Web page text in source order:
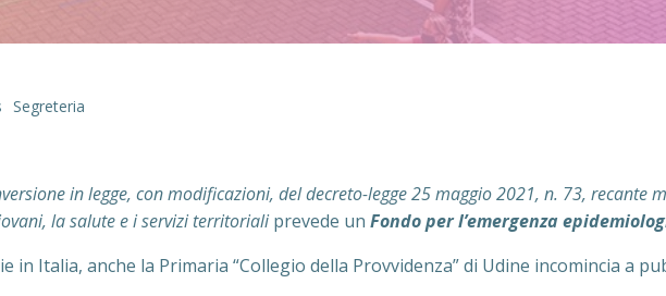
Segreteria
in legge, con modificazioni, del decreto-legge 25 maggio 2021, n. 73, recante
la salute e i servizi territorialiprevede un Fondo per l’emergenza
in Italia, anche la Primaria “Collegio della Provvidenza” di Udine incomincia a